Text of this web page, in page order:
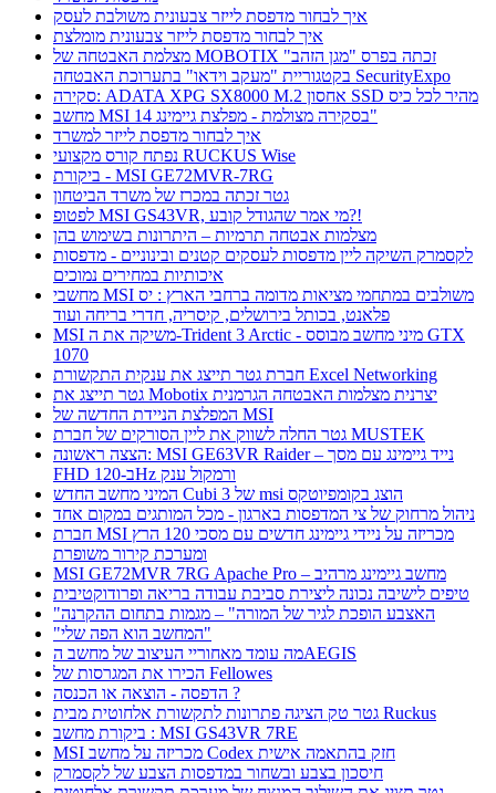
איך לבחור מדפסת לייזר צבעונית משולבת לעסק
איך לבחור מדפסת לייזר צבעונית מומלצת
מצלמת האבטחה של MOBOTIX זכתה בפרס "מגן הזהב"
בקטגוריית "מעקב וידאו" בתערוכת האבטחה SecurityExpo
סקירה: ADATA XPG SX8000 M.2 אחסון SSD מהיר לכל כיס
מחשב MSI בסקירה מצולמת - מפלצת גיימינג 14"
איך לבחור מדפסת לייזר למשרד
נפתח קורס מקצועי RUCKUS Wise
ביקורת - MSI GE72MVR-7RG
גטר זכתה במכרז של משרד הביטחון
לפטופ MSI GS43VR, מי אמר שהגודל קובע?!
מצלמות אבטחה תרמיות – היתרונות בשימוש בהן
לקסמרק השיקה ליין מדפסות לעסקים קטנים ובינוניים - מדפסות
איכותיות במחירים נמוכים
מחשבי MSI משולבים במתחמי מציאות מדומה ברחבי הארץ : יס
פלאנט, בכותל בירושלים, קיסריה, חדרי בריחה ועוד
MSI משיקה את ה-Trident 3 Arctic - מיני מחשב מבוסס GTX
1070
חברת גטר תייצג את ענקית התקשורת Excel Networking
גטר תייצג את Mobotix יצרנית מצלמות האבטחה הגרמנית
המפלצת הניידת החדשה של MSI
גטר החלה לשווק את ליין הסורקים של חברת MUSTEK
הצצה ראשונה: MSI GE63VR Raider – נייד גיימינג עם מסך
FHD ב-120Hz ורמקול ענק
המיני מחשב החדש Cubi 3 של msi הוצג בקומפיוטקס
ניהול מרחוק של צי המדפסות בארגון - מכל המותגים במקום אחד
חברת MSI מכריזה על ניידי גיימינג חדשים עם מסכי 120 הרץ
ומערכת קירור משופרת
MSI GE72MVR 7RG Apache Pro – מחשב גיימינג מרהיב
טיפים לישיבה נכונה ליצירת סביבת עבודה בריאה ופרודוקטיבית
"האצבע הופכת לגיר של המורה" – מגמות בתחום ההקרנה
"המחשב הוא הפה שלי"
מה עומד מאחוריי העיצוב של מחשב הAEGIS
הכירו את המגרסות של Fellowes
הדפסה - הוצאה או הכנסה ?
גטר טק הציגה פתרונות לתקשורת אלחוטית מבית Ruckus
ביקורת מחשב : MSI GS43VR 7RE
MSI מכריזה על מחשב Codex חזק בהתאמה אישית
חיסכון בצבע ובשחור במדפסות הצבע של לקסמרק